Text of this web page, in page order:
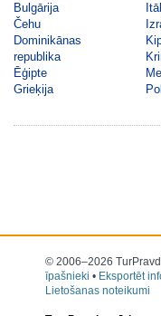
Bulgārija
Čehu
Dominikānas
republika
Ēģipte
Grieķija
© 2006–2026
īpašnieki • Eksportēt
Lietošanas noteikumi